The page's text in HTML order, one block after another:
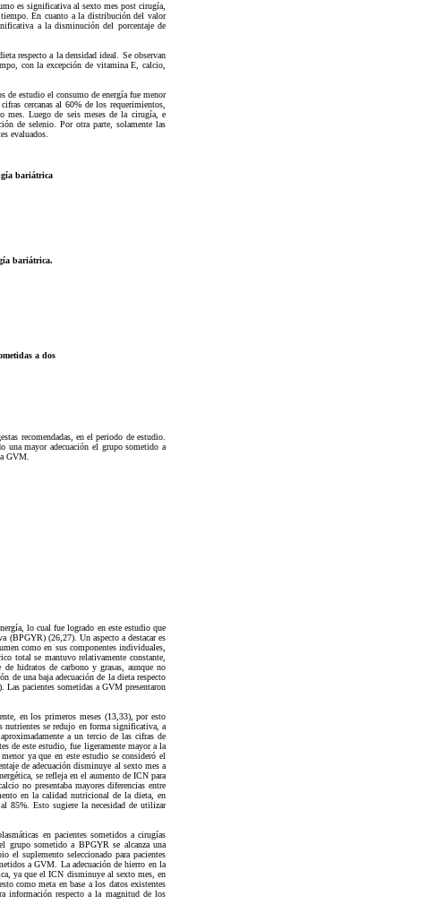
es significativa al sexto mes post cirugía,
En cuanto a la distribución del valor
a la disminución del porcentaje de
respecto a la densidad ideal. Se observan
con la excepción de vitamina E, calcio,
de estudio el consumo de energía fue menor
cercanas al 60% de los requerimientos,
mes. Luego de seis meses de la cirugía, e
de selenio. Por otra parte, solamente las
evaluados.
bariátrica
bariátrica.
a dos
recomendadas, en el periodo de estudio.
una mayor adecuación el grupo sometido a
GVM.
lo cual fue logrado en este estudio que
(BPGYR) (26,27). Un aspecto a destacar es
como en sus componentes individuales,
total se mantuvo relativamente constante,
hidratos de carbono y grasas, aunque no
de una baja adecuación de la dieta respecto
Las pacientes sometidas a GVM presentaron
en los primeros meses (13,33), por esto
nutrientes se redujo en forma significativa, a
a un tercio de las cifras de
de este estudio, fue ligeramente mayor a la
ya que en este estudio se consideró el
de adecuación disminuye al sexto mes a
se refleja en el aumento de ICN para
no presentaba mayores diferencias entre
en la calidad nutricional de la dieta, en
85%. Esto sugiere la necesidad de utilizar
en pacientes sometidos a cirugías
grupo sometido a BPGYR se alcanza una
el suplemento seleccionado para pacientes
a GVM. La adecuación de hierro en la
ya que el ICN disminuye al sexto mes, en
como meta en base a los datos existentes
información respecto a la magnitud de los